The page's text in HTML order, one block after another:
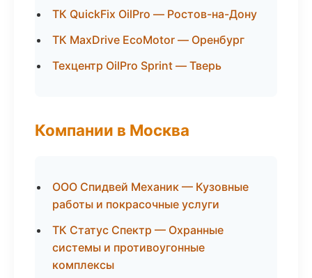
ТК QuickFix OilPro — Ростов-на-Дону
ТК MaxDrive EcoMotor — Оренбург
Техцентр OilPro Sprint — Тверь
Компании в Москва
ООО Спидвей Механик — Кузовные
работы и покрасочные услуги
ТК Статус Спектр — Охранные
системы и противоугонные
комплексы